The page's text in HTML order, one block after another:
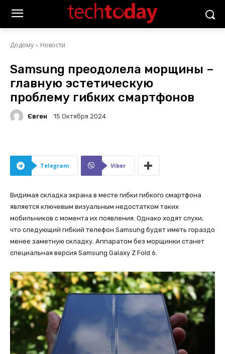
Додому Новости
Samsung преодолела морщины –
главную эстетическую
проблему гибких смартфонов
Євген 15 Октября 2024
Telegram Viber
Видимая складка экрана в месте гибки гибкого смартфона
является ключевым визуальным недостатком таких
мобильников с момента их появления. Однако ходят слухи,
что следующий гибкий телефон Samsung будет иметь гораздо
менее заметную складку. Аппаратом без морщинки станет
специальная версия Samsung Galaxy Z Fold 6.